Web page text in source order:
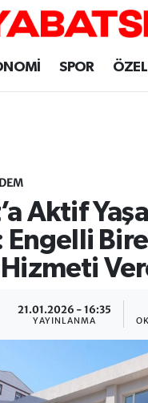
SPOR
Aktif
Engelli
21.01.2026 - 16:35
YAYINLANMA
Eczaneler
Yoğunluk Haritası
Durumu ve
Haberleri